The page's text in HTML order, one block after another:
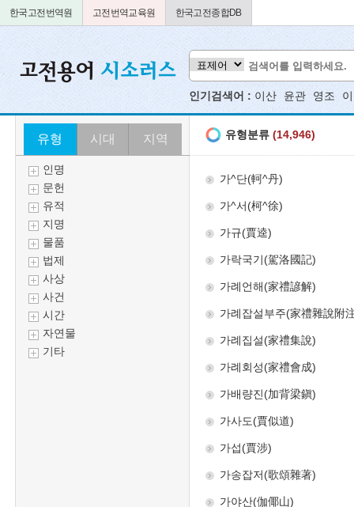
한국고전번역원 고전번역교육원 한국고전종합DB
인기검색어 : 이산 윤관 영조
유형 시대 지역
인명
문헌
유적
지명
물품
법제
사상
사건
시간
자연물
기타